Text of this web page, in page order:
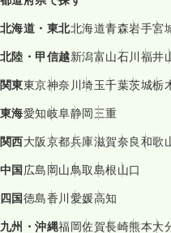
北海道・東北北海道青森岩手宮
北陸・甲信越新潟富山石川福井
関東東京神奈川埼玉千葉茨城栃
東海愛知岐阜静岡三重
関西大阪京都兵庫滋賀奈良和歌
中国広島岡山鳥取島根山口
四国徳島香川愛媛高知
九州・沖縄福岡佐賀長崎熊本大